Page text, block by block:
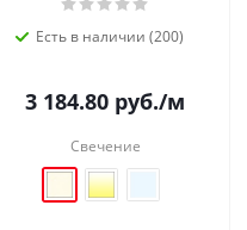
Есть в наличии (200)
3 184.80 руб./м
Свечение